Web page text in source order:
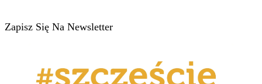
Zapisz Się Na Newsletter